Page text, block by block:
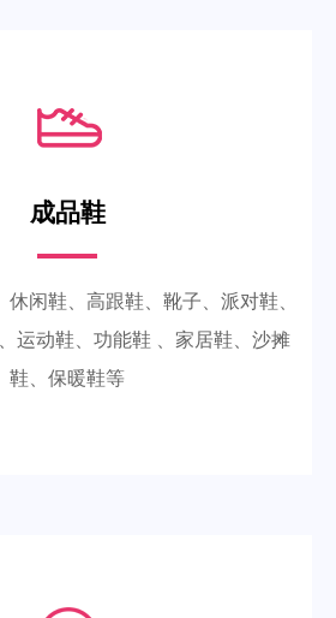
成品鞋
闲鞋、高跟鞋、靴子、派对鞋、
运动鞋、功能鞋 、家居鞋、沙摊
鞋、保暖鞋等